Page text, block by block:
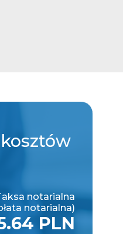
kosztów
notarialna
notarialna)
PLN